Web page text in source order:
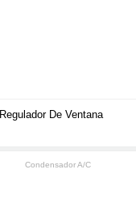
Regulador De Ventana